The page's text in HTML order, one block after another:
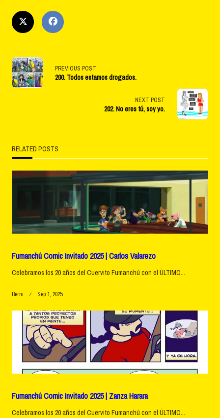
<span
class="nav-
reader-
text">Page</span>
PREVIOUS POST
200. Todos estamos drogados.
NEXT POST
202. No eres tú, soy yo.
RELATED POSTS
Fumanchú Comic Invitado 2025 | Carlos Valarezo
Celebramos los 20 años del Cuervito Fumanchú con el ÚLTIMO...
Berni Sep 1, 2025
Fumanchú Comic Invitado 2025 | Zanza Harara
Celebramos los 20 años del Cuervito Fumanchú con el ÚLTIMO...